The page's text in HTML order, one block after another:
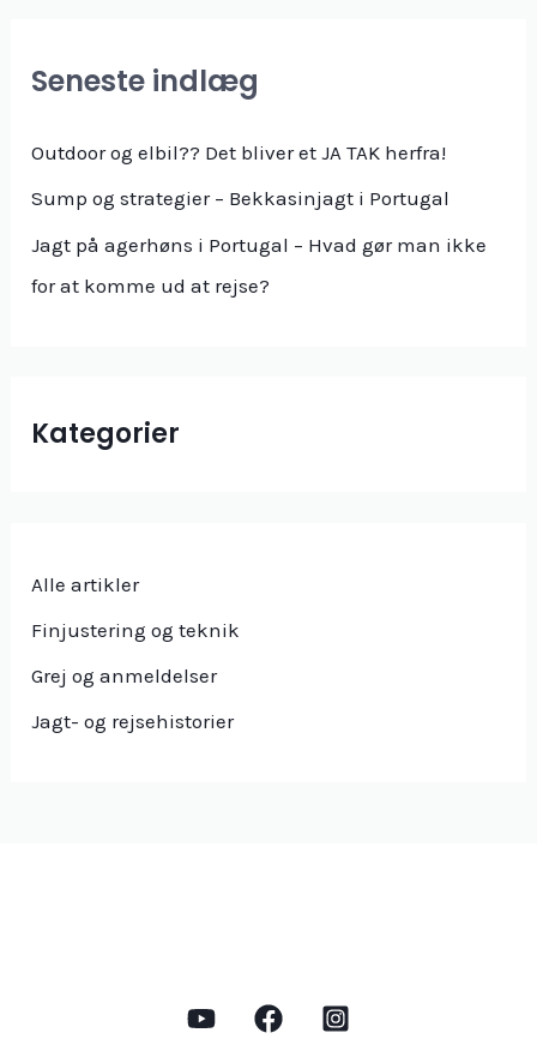
Seneste indlæg
Outdoor og elbil?? Det bliver et JA TAK herfra!
Sump og strategier – Bekkasinjagt i Portugal
Jagt på agerhøns i Portugal – Hvad gør man ikke
for at komme ud at rejse?
Kategorier
Alle artikler
Finjustering og teknik
Grej og anmeldelser
Jagt- og rejsehistorier